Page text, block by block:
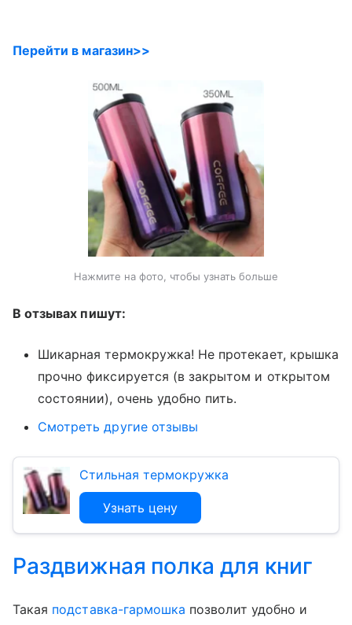
Перейти в магазин>>
Нажмите на фото, чтобы узнать больше
В отзывах пишут:
Шикарная термокружка! Не протекает, крышка
прочно фиксируется (в закрытом и открытом
состоянии), очень удобно пить.
Смотреть другие отзывы
Стильная термокружка
Узнать цену
Раздвижная полка для книг
Такая подставка-гармошка позволит удобно и